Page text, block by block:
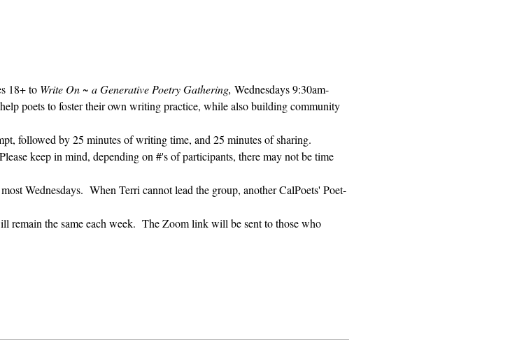
18+ to Write On ~ a Generative Poetry Gathering, Wednesdays 9:30am-
poets to foster their own writing practice, while also building community
followed by 25 minutes of writing time, and 25 minutes of sharing.
keep in mind, depending on #'s of participants, there may not be time
Wednesdays.  When Terri cannot lead the group, another CalPoets' Poet-
remain the same each week.  The Zoom link will be sent to those who